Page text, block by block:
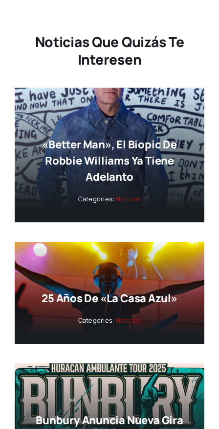
Noticias Que Quizás Te
Interesen
«Better Man», El Biopic De
Robbie Williams Ya Tiene
Adelanto
Categories: Noticias
25 Años De «La Casa Azul»
Categories: Noticias
Bunbury Anuncia Nueva Gira